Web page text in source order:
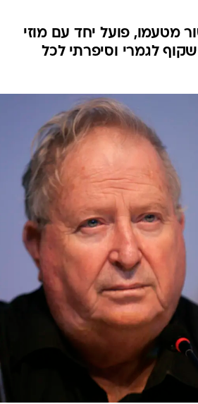
שוחט
מטעמו, פועל יחד עם מוזי
לגמרי וסיפרתי לכל